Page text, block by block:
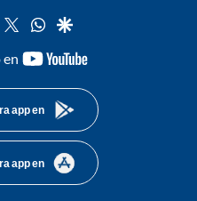
instagram
twitterwhatsapp
google
youtube-
app en
app en